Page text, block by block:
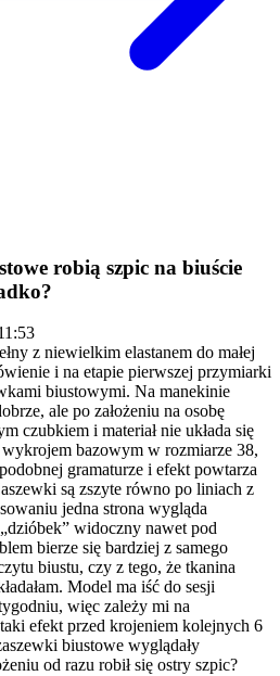
robią szpic na biuście
z niewielkim elastanem do małej
i na etapie pierwszej przymiarki
biustowymi. Na manekinie
ale po założeniu na osobę
czubkiem i materiał nie układa się
bazowym w rozmiarze 38,
gramaturze i efekt powtarza
są zszyte równo po liniach z
jedna strona wygląda
widoczny nawet pod
bierze się bardziej z samego
biustu, czy z tego, że tkanina
Model ma iść do sesji
więc zależy mi na
efekt przed krojeniem kolejnych 6
biustowe wyglądały
od razu robił się ostry szpic?